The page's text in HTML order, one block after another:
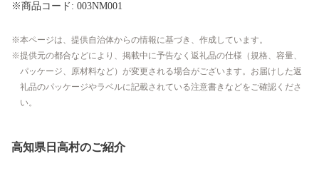
※商品コード: 003NM001
本ページは、提供自治体からの情報に基づき、作成しています。
提供元の都合などにより、掲載中に予告なく返礼品の仕様（規格、容量、
パッケージ、原材料など）が変更される場合がございます。お届けした返
礼品のパッケージやラベルに記載されている注意書きなどをご確認くださ
い。
高知県日高村のご紹介